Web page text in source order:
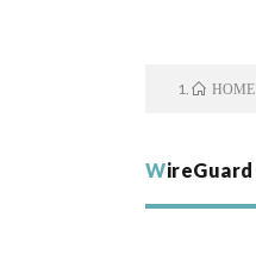
HOME
WireGuard